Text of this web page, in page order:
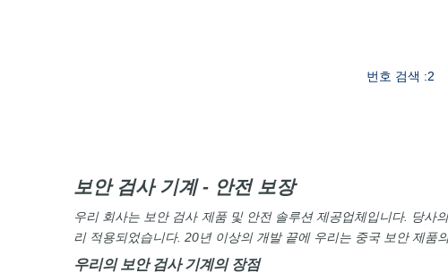
번호 검색 :2
보안 검사 기계 - 안전 보장
우리 회사는 보안 검사 제품 및 안전 솔루션 제공업체입니다. 당
리 적용되었습니다. 20년 이상의 개발 끝에 우리는 중국 보안 제품
우리의 보안 검사 기계의 장점